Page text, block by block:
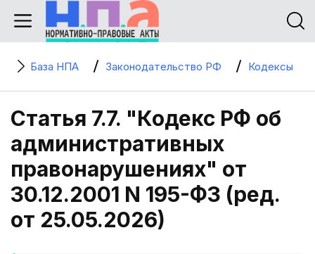
База НПА Законодательство РФ Кодексы
Статья 7.7. "Кодекс РФ об
административных
правонарушениях" от
30.12.2001 N 195-ФЗ (ред.
от 25.05.2026)